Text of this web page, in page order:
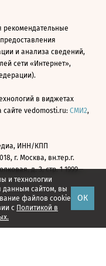
и технологии
данным сайтом, вы
файлов cookie
с Политикой в
ОК
рекомендательные
и анализа сведений,
сети «Интернет»,
в виджетах
vedomosti.ru: СМИ2,
ИНН/КПП
г. Москва, вн.тер.г.
д. 3, стр. 1 1999—